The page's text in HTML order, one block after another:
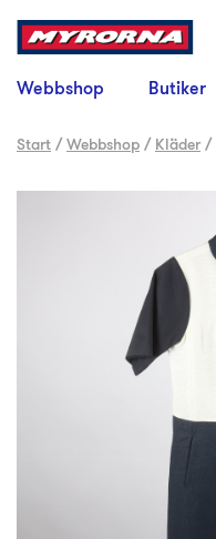
Webbshop Butiker
Start /Webbshop / Kläder /